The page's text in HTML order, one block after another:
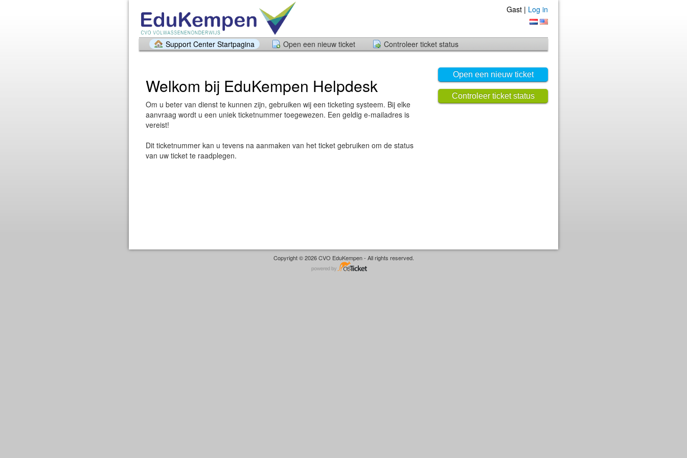
Gast | Log in
Support Center Startpagina Open een nieuw ticket Controleer ticket status
Open een nieuw ticket
Controleer ticket status
Welkom bij EduKempen Helpdesk
Om u beter van dienst te kunnen zijn, gebruiken wij een ticketing systeem. Bij elke
aanvraag wordt u een uniek ticketnummer toegewezen. Een geldig e-mailadres is
vereist!
Dit ticketnummer kan u tevens na aanmaken van het ticket gebruiken om de status
van uw ticket te raadplegen.
Copyright © 2026 CVO EduKempen - All rights reserved.